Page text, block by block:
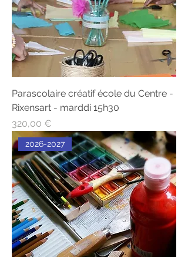
Parascolaire créatif école du Centre -
Rixensart - marddi 15h30
Prix
320,00 €
2026-2027